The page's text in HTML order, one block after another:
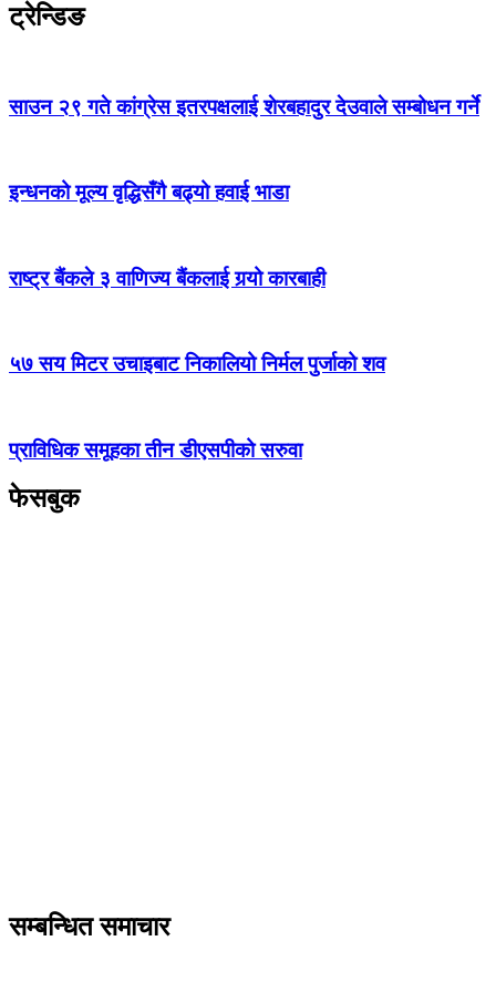
ट्रेन्डिङ
साउन २९ गते कांग्रेस इतरपक्षलाई शेरबहादुर देउवाले सम्बोधन गर्ने
इन्धनको मूल्य वृद्धिसँगै बढ्यो हवाई भाडा
राष्ट्र बैंकले ३ वाणिज्य बैंकलाई गर्‍यो कारबाही
५७ सय मिटर उचाइबाट निकालियो निर्मल पुर्जाको शव
प्राविधिक समूहका तीन डीएसपीको सरुवा
फेसबुक
सम्बन्धित समाचार